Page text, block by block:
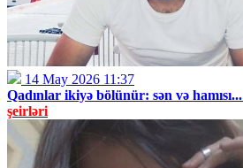
14 May 2026 11:37
Qadınlar ikiyə bölünür: sən və hamısı...
şeirləri